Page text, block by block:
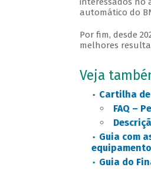
automático do
Por fim, desde
melhores
Veja
Cartilha
FAQ –
Guia com
Guia do